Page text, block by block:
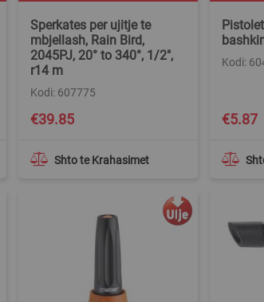
Sperkates per ujitje te
mbjellash, Rain Bird,
2045PJ, 20° to 340°, 1/2",
r14 m
Kodi: 607775
Shto te Krahasimet
€39.85
Kodi:
€5.87